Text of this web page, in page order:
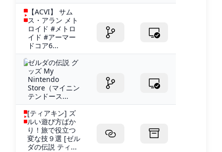
【ACVI】 サム
ス・アラン メト
ロイド #メトロ
イド #アーマー
ドコア6...
ゼルダの伝説 グ
ッズ My
Nintendo
Store（マイニン
テンドース...
[ティアキン] ズ
ルい遊び方ばか
り！旅で役立つ
変な技９選 [ゼル
ダの伝説 ティ...